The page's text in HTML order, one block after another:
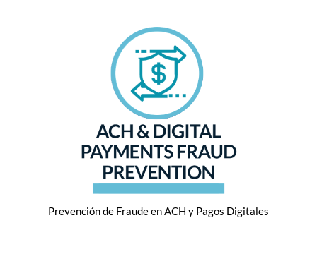
Prevención de Fraude en ACH y Pagos Digitales